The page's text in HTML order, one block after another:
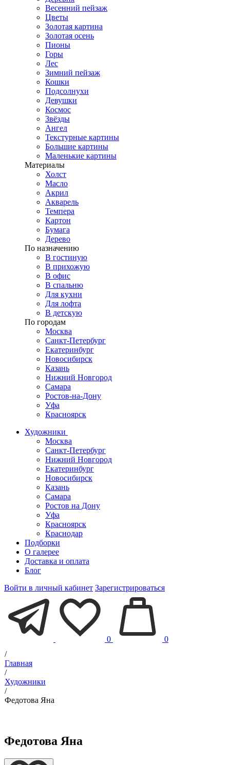
Весенний пейзаж
Цветы
Золотая картина
Золотая осень
Пионы
Горы
Лес
Зимний пейзаж
Кошки
Подсолнухи
Девушки
Космос
Звёзды
Ангел
Текстурные картины
Большие картины
Маленькие картины
Материалы
Холст
Масло
Акрил
Акварель
Темпера
Картон
Бумага
Дерево
По назначению
В гостиную
В прихожую
В офис
В спальню
Для кухни
Для лофта
В детскую
По городам
Москва
Санкт-Петербург
Екатеринбург
Новосибирск
Казань
Нижний Новгород
Самара
Ростов-на-Дону
Уфа
Красноярск
Художники
Москва
Санкт-Петербург
Нижний Новгород
Екатеринбург
Новосибирск
Казань
Самара
Ростов на Дону
Уфа
Красноярск
Краснодар
Подборки
О галерее
Доставка и оплата
Блог
Войти в личный кабинет Зарегистрироваться
0
0
/
Главная
/
Художники
/
Федотова Яна
Федотова Яна